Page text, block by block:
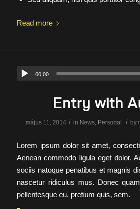
Read more
00:00
Entry with
május 11, 2014 / in News, Personal / by
Lorem ipsum dolor sit amet,
Aenean commodo ligula eget dolor.
sociis natoque penatibus et magnis
nascetur ridiculus mus. Donec
pellentesque eu, pretium quis, sem.